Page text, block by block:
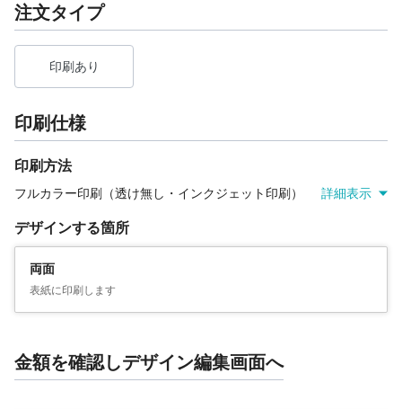
注文タイプ
印刷あり
印刷仕様
印刷方法
フルカラー印刷（透け無し・インクジェット印刷） 詳細表示
デザインする箇所
両面
表紙に印刷します
金額を確認しデザイン編集画面へ